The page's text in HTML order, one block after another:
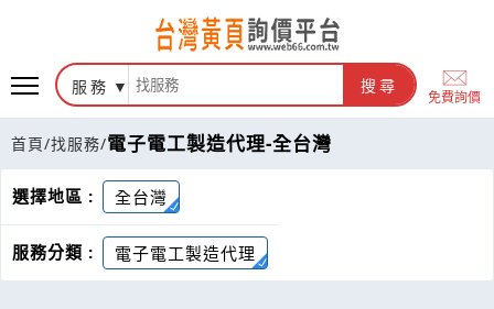
服務 搜尋
免費詢價
首頁/找服務/電子電工製造代理-全台灣
選擇地區 : 全台灣
服務分類 : 電子電工製造代理